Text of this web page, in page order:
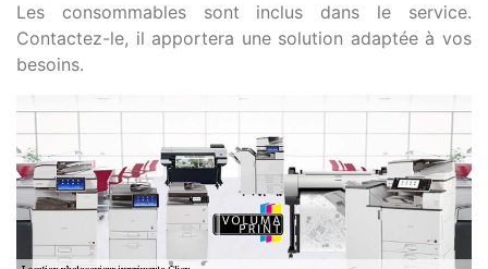
Les consommables sont inclus dans le service.
Contactez-le, il apportera une solution adaptée à vos
besoins.